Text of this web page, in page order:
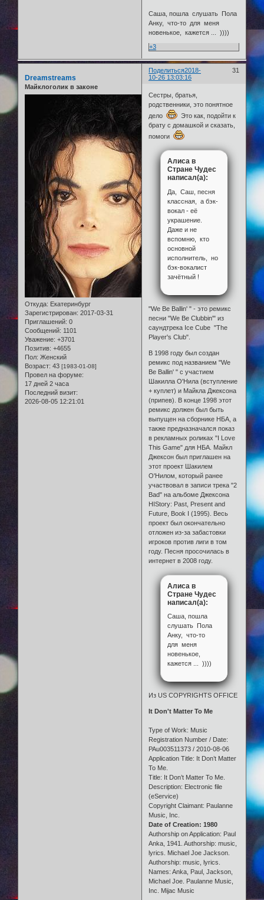
Саша, пошла слушать Пола
Анку, что-то для меня
новенькое, кажется ... ))))
+3
Поделиться 31
2018-
10-26 13:03:16
Dreamstreams
Майклоголик в законе
Откуда: Екатеринбург
Зарегистрирован: 2017-03-31
Приглашений: 0
Сообщений: 1101
Уважение: +3701
Позитив: +4655
Пол: Женский
Возраст: 43 [1983-01-08]
Провел на форуме:
17 дней 2 часа
Последний визит:
2026-08-05 12:21:01
Сестры, братья,
родственники, это понятное
дело
Это как, подойти к
брату с домашкой и сказать,
помоги
Алиса в
Стране Чудес
написал(а):
Да, Саш, песня
классная, а бэк-
вокал - её
украшение.
Даже и не
вспомню, кто
основной
исполнитель, но
бэк-вокалист
зачётный !
"We Be Ballin' " - это ремикс
песни "We Be Clubbin'" из
саундтрека Ice Cube "The
Player's Club".
В 1998 году был создан
ремикс под названием "We
Be Ballin' " с участием
Шакилла О'Нила (вступление
+ куплет) и Майкла Джексона
(припев). В конце 1998 этот
ремикс должен был быть
выпущен на сборнике НБА, а
также предназначался показ
в рекламных роликах "I Love
This Game" для НБА. Майкл
Джексон был приглашен на
этот проект Шакилем
О'Нилом, который ранее
участвовал в записи трека "2
Bad" на альбоме Джексона
HIStory: Past, Present and
Future, Book I (1995). Весь
проект был окончательно
отложен из-за забастовки
игроков против лиги в том
году. Песня просочилась в
интернет в 2008 году.
Алиса в
Стране Чудес
написал(а):
Саша, пошла
слушать Пола
Анку, что-то
для меня
новенькое,
кажется ... ))))
Из US COPYRIGHTS OFFICE
It Don't Matter To Me
Type of Work: Music
Registration Number / Date:
PAu003511373 / 2010-08-06
Application Title: It Don’t Matter
To Me.
Title: It Don’t Matter To Me.
Description: Electronic file
(eService)
Copyright Claimant: Paulanne
Music, Inc.
Date of Creation: 1980
Authorship on Application: Paul
Anka, 1941. Authorship: music,
lyrics. Michael Joe Jackson.
Authorship: music, lyrics.
Names: Anka, Paul, Jackson,
Michael Joe. Paulanne Music,
Inc. Mijac Music